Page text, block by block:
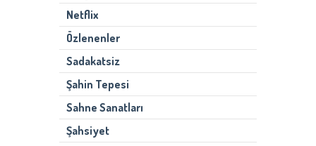
Netflix
Özlenenler
Sadakatsiz
Şahin Tepesi
Sahne Sanatları
Şahsiyet